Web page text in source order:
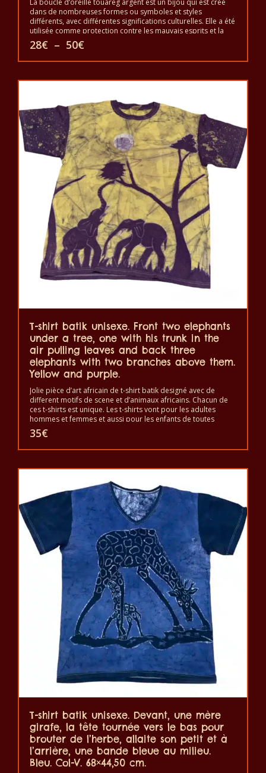
La boucle d’oreille touareg argent est un bijou qui est créé
dans de nombreuses formes ou symboles et styles
différents, avec différentes significations culturelles. Elle a été
utilisée comme protection contre les mauvais esprits et la
malchance ou pour une bonne santé, le bonheur et la
prospérité. Elle est un symbole d’indépendance et de liberté
et un signe de bon statut, mais aussi comme protection
pour montrer la beauté et le pouvoir.
28€ – 50€Plage
prix :
28€
50€
a
plusieurs
variations.
options
peuvent
choisies
produit
T-shirt batik unisexe. Front two elephants
under a tree, one with his trunk in the
air pulling leaves and back three
elephants with two branches above them.
Yellow and purple.
Jolie pièce d’art africain de t-shirt batik designé avec de
different motifs de scene et d’animaux africains. Chacun de
ces t-shirts est unique. Les t-shirts vont pour les adultes
hommes et femmes et aussi pour les enfants de toutes
tailles. Le t-shirt peut être lavé en machine à 40°C. Il ne fait
pas sortir de couleur. Les t-shirts sont 100% coton.
35€
T-shirt batik unisexe. Devant, une mère
girafe, la tête tournée vers le bas pour
brouter de l’herbe, allaite son petit et à
l’arrière, une bande bleue au milieu.
Bleu. Col-V. 68×44,50 cm.